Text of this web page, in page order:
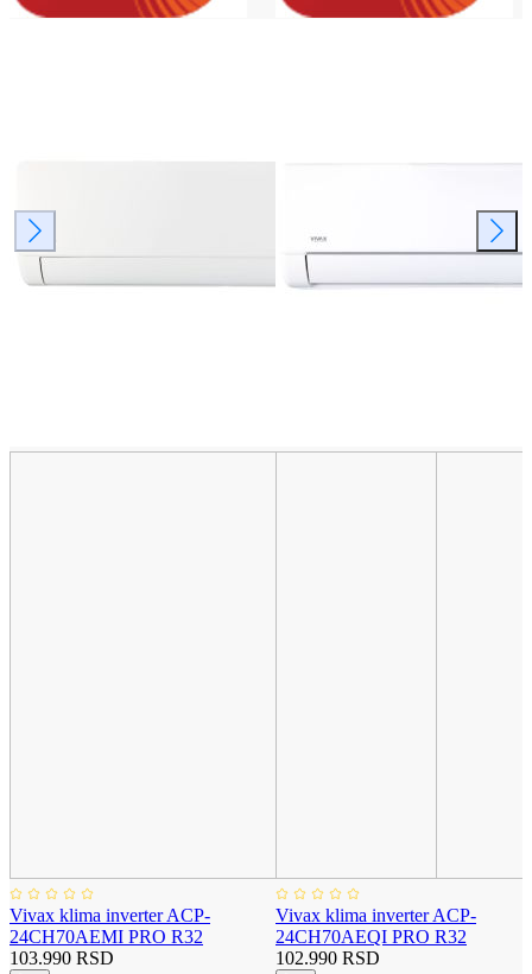
Vivax klima inverter ACP-
24CH70AEMI PRO R32
103.990 RSD
Vivax klima inverter ACP-
24CH70AEQI PRO R32
102.990 RSD